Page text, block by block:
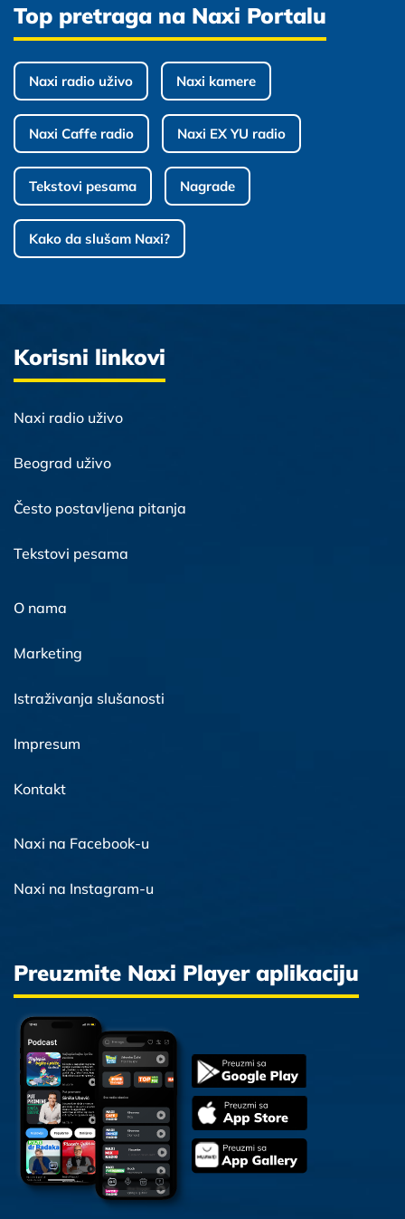
Top pretraga na Naxi Portalu
Naxi radio uživo Naxi kamere
Naxi Caffe radio Naxi EX YU radio
Tekstovi pesama Nagrade
Kako da slušam Naxi?
Korisni linkovi
Naxi radio uživo
Beograd uživo
Često postavljena pitanja
Tekstovi pesama
O nama
Marketing
Istraživanja slušanosti
Impresum
Kontakt
Naxi na Facebook-u
Naxi na Instagram-u
Preuzmite Naxi Player aplikaciju